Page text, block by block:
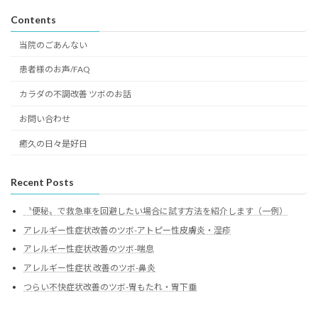
Contents
当院のごあんない
患者様のお声/FAQ
カラダの不調改善 ツボのお話
お問い合わせ
癒久の日々是好日
Recent Posts
〝便秘〟で救急車を回避したい場合に試す方法を紹介します（一例）
アレルギー性症状改善のツボ-アトピー性皮膚炎・湿疹
アレルギー性症状改善のツボ-喘息
アレルギー性症状 改善のツボ-鼻炎
つらい不快症状改善のツボ-胃もたれ・胃下垂